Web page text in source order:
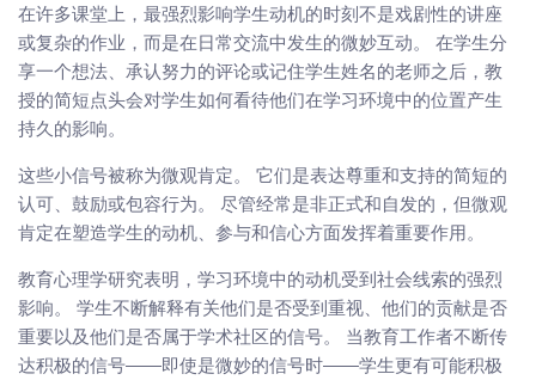
在许多课堂上，最强烈影响学生动机的时刻不是戏剧性的讲座
或复杂的作业，而是在日常交流中发生的微妙互动。 在学生分
享一个想法、承认努力的评论或记住学生姓名的老师之后，教
授的简短点头会对学生如何看待他们在学习环境中的位置产生
持久的影响。
这些小信号被称为微观肯定。 它们是表达尊重和支持的简短的
认可、鼓励或包容行为。 尽管经常是非正式和自发的，但微观
肯定在塑造学生的动机、参与和信心方面发挥着重要作用。
教育心理学研究表明，学习环境中的动机受到社会线索的强烈
影响。 学生不断解释有关他们是否受到重视、他们的贡献是否
重要以及他们是否属于学术社区的信号。 当教育工作者不断传
达积极的信号——即使是微妙的信号时——学生更有可能积极